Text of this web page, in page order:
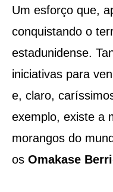
Um esforço que,
conquistando o
estadunidense.
iniciativas para
e, claro,
exemplo, existe a
morangos do
os Omakase